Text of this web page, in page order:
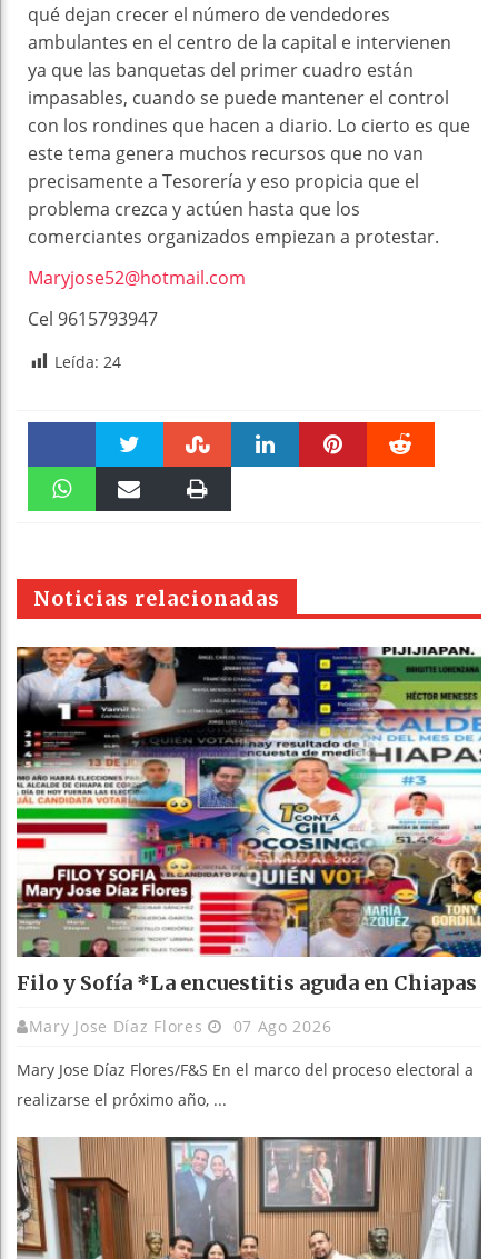
qué dejan crecer el número de vendedores
ambulantes en el centro de la capital e intervienen
ya que las banquetas del primer cuadro están
impasables, cuando se puede mantener el control
con los rondines que hacen a diario. Lo cierto es que
este tema genera muchos recursos que no van
precisamente a Tesorería y eso propicia que el
problema crezca y actúen hasta que los
comerciantes organizados empiezan a protestar.
Maryjose52@hotmail.com
Cel 9615793947
Leída: 24
Faceboo Twitter Stumble
pt
Noticias relacionadas
Filo y Sofía *La encuestitis aguda en Chiapas
Mary Jose Díaz Flores 07 Ago 2026
Mary Jose Díaz Flores/F&S En el marco del proceso electoral a
realizarse el próximo año, ...